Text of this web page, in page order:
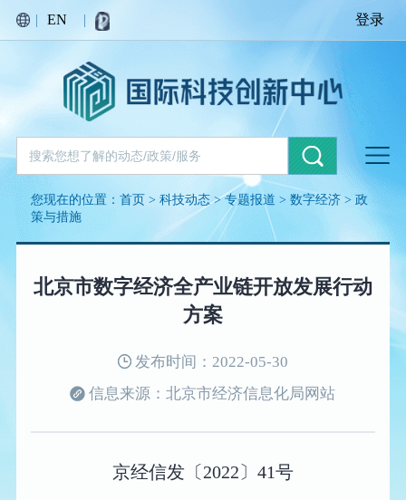
| EN | 登录
您现在的位置：首页 >科技动态>专题报道 >数字经济 >政
策与措施
北京市数字经济全产业链开放发展行动
方案
发布时间：2022-05-30
信息来源：北京市经济信息化局网站
京经信发〔2022〕41号